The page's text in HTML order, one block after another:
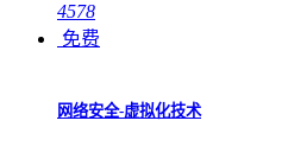
4578
免费
网络安全-虚拟化技术